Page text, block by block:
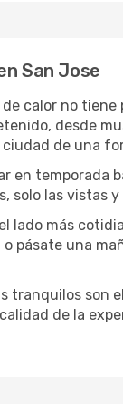
San Jose
de calor no
desde
de una
en temporada
solo las vistas
lado más
pásate una
tranquilos son
de la